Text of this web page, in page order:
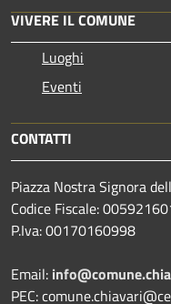
VIVERE IL COMUNE
Luoghi
Eventi
CONTATTI
Piazza Nostra Signora
Codice Fiscale:
P.Iva: 00170160998
Email:
PEC: